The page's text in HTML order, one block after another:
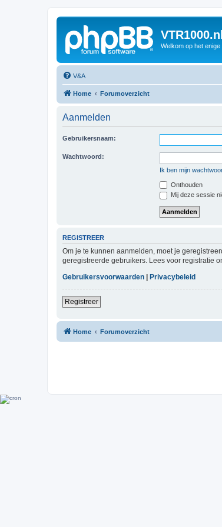
VTR1000.nl
Welkom op het
V&A
Home Forumoverzicht
Aanmelden
Gebruikersnaam:
Wachtwoord:
Ik ben mijn
Onthouden
Mij deze sessie
REGISTREER
Om je te kunnen aanmelden, moet je
geregistreerde gebruikers. Lees voor registratie
Gebruikersvoorwaarden
Privacybeleid
Registreer
Home Forumoverzicht